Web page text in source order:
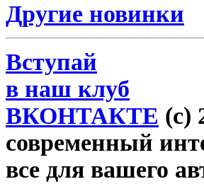
Другие новинки
Вступай
в наш клуб
ВКОНТАКТЕ (c)
современный
все для вашего